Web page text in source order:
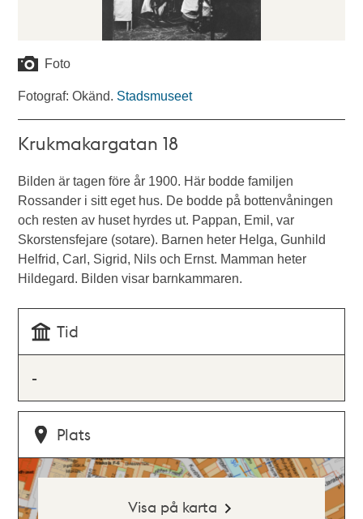
Foto
Fotograf: Okänd. Stadsmuseet
Krukmakargatan 18
Bilden är tagen före år 1900. Här bodde familjen
Rossander i sitt eget hus. De bodde på bottenvåningen
och resten av huset hyrdes ut. Pappan, Emil, var
Skorstensfejare (sotare). Barnen heter Helga, Gunhild
Helfrid, Carl, Sigrid, Nils och Ernst. Mamman heter
Hildegard. Bilden visar barnkammaren.
Tid
-
Plats
Visa på karta